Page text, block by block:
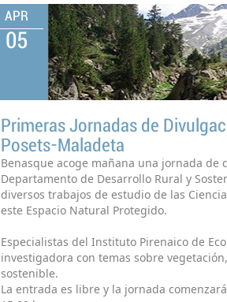
APR
05
Primeras Jornadas de
Posets-Maladeta
Benasque acoge mañana una jornada
Departamento de Desarrollo Rural y
diversos trabajos de estudio de las
este Espacio Natural Protegido.
Especialistas del Instituto Pirenaico de
investigadora con temas sobre
sostenible.
La entrada es libre y la jornada